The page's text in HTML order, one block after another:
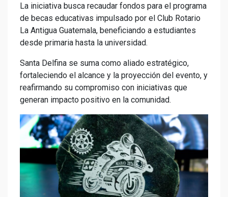
La iniciativa busca recaudar fondos para el programa
de becas educativas impulsado por el Club Rotario
La Antigua Guatemala, beneficiando a estudiantes
desde primaria hasta la universidad.
Santa Delfina se suma como aliado estratégico,
fortaleciendo el alcance y la proyección del evento, y
reafirmando su compromiso con iniciativas que
generan impacto positivo en la comunidad.